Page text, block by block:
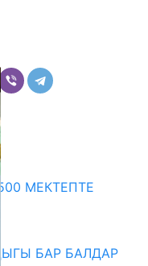
МЕКТЕПТЕ
БАР БАЛДАР